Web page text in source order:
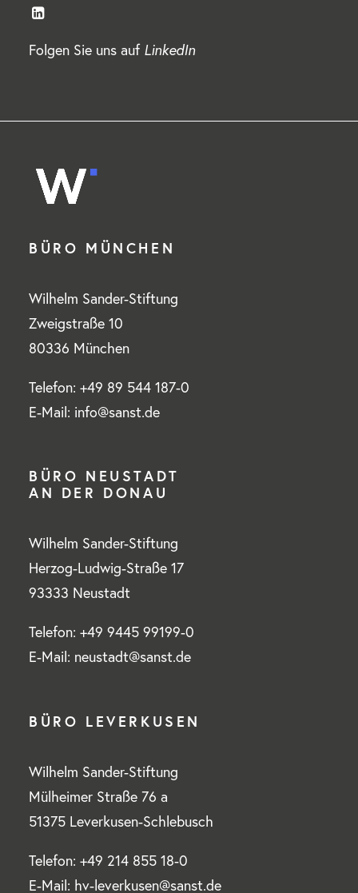
Folgen Sie uns auf LinkedIn
BÜRO MÜNCHEN
Wilhelm Sander-Stiftung
Zweigstraße 10
80336 München
Telefon: +49 89 544 187-0
E-Mail: info@sanst.de
BÜRO NEUSTADT
AN DER DONAU
Wilhelm Sander-Stiftung
Herzog-Ludwig-Straße 17
93333 Neustadt
Telefon: +49 9445 99199-0
E-Mail: neustadt@sanst.de
BÜRO LEVERKUSEN
Wilhelm Sander-Stiftung
Mülheimer Straße 76 a
51375 Leverkusen-Schlebusch
Telefon: +49 214 855 18-0
E-Mail: hv-leverkusen@sanst.de